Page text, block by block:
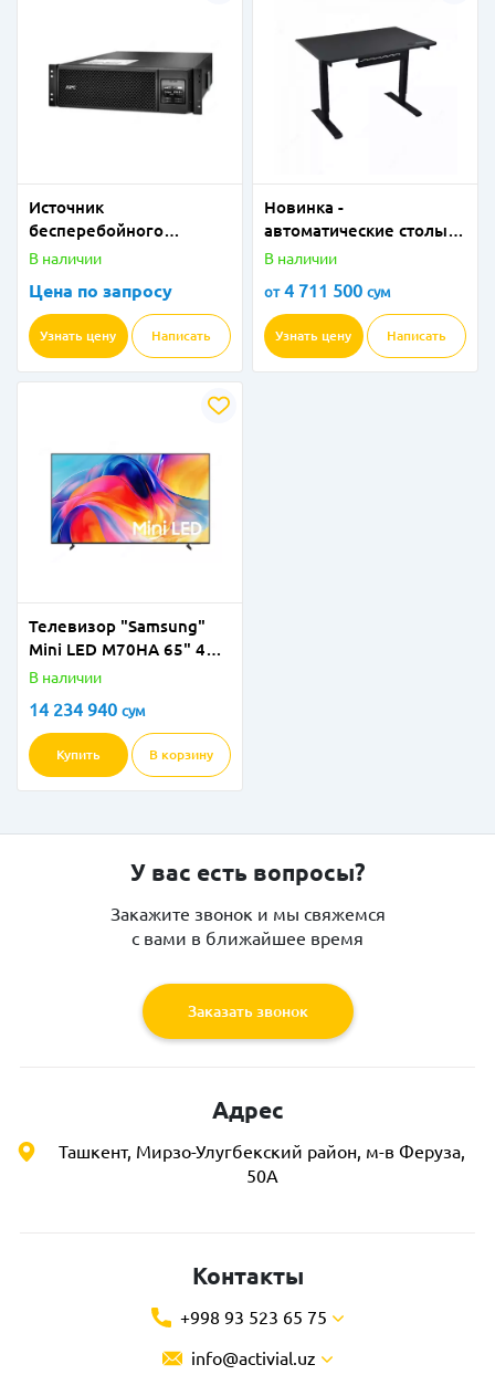
Источник
бесперебойного
питания (ИБП)
В наличии
Цена по запросу
Узнать цену Написать
Новинка -
автоматические столы
Cougar серии Royal с
аксессуарами
В наличии
от4 711 500 сум
Узнать цену Написать
Телевизор "Samsung"
Mini LED M70HА 65" 4К
Vision AI Smart TV (2026)
В наличии
14 234 940 сум
Купить В корзину
У вас есть вопросы?
Закажите звонок и мы свяжемся
с вами в ближайшее время
Заказать звонок
Адрес
Ташкент, Мирзо-Улугбекский район, м-в Феруза,
50А
Контакты
+998 93 523 65 75
info@activial.uz